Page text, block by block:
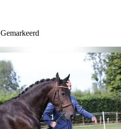
Gemarkeerd